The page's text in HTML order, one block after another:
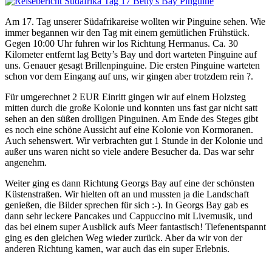
Am 17. Tag unserer Südafrikareise wollten wir Pinguine sehen. Wie
immer begannen wir den Tag mit einem gemütlichen Frühstück.
Gegen 10:00 Uhr fuhren wir los Richtung Hermanus. Ca. 30
Kilometer entfernt lag Betty’s Bay und dort warteten Pinguine auf
uns. Genauer gesagt Brillenpinguine. Die ersten Pinguine warteten
schon vor dem Eingang auf uns, wir gingen aber trotzdem rein ?.
Für umgerechnet 2 EUR Einritt gingen wir auf einem Holzsteg
mitten durch die große Kolonie und konnten uns fast gar nicht satt
sehen an den süßen drolligen Pinguinen. Am Ende des Steges gibt
es noch eine schöne Aussicht auf eine Kolonie von Kormoranen.
Auch sehenswert. Wir verbrachten gut 1 Stunde in der Kolonie und
außer uns waren nicht so viele andere Besucher da. Das war sehr
angenehm.
Weiter ging es dann Richtung Georgs Bay auf eine der schönsten
Küstenstraßen. Wir hielten oft an und mussten ja die Landschaft
genießen, die Bilder sprechen für sich :-). In Georgs Bay gab es
dann sehr leckere Pancakes und Cappuccino mit Livemusik, und
das bei einem super Ausblick aufs Meer fantastisch! Tiefenentspannt
ging es den gleichen Weg wieder zurück. Aber da wir von der
anderen Richtung kamen, war auch das ein super Erlebnis.